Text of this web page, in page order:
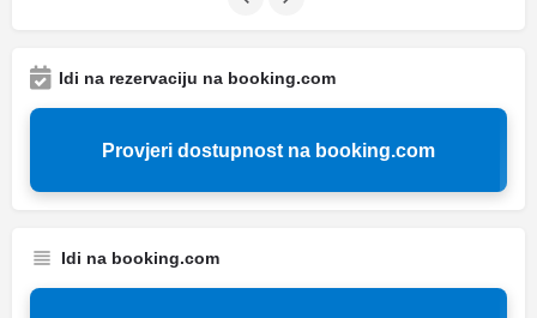
Idi na rezervaciju na booking.com
Provjeri dostupnost na booking.com
Idi na booking.com